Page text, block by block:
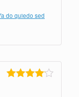
do quiedo sed